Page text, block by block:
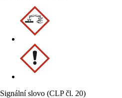
Signální slovo (CLP čl. 20)